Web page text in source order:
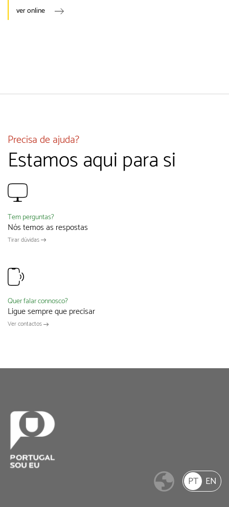
ver online
Precisa de ajuda?
Estamos aqui para si
Tem perguntas?
Nós temos as respostas
Tirar dúvidas
Quer falar connosco?
Ligue sempre que precisar
Ver contactos
PT EN